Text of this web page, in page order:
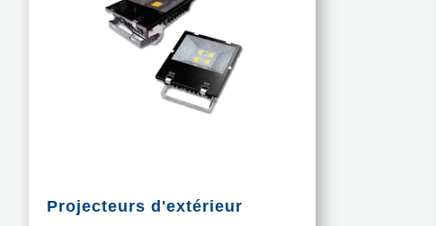
Projecteurs d'extérieur